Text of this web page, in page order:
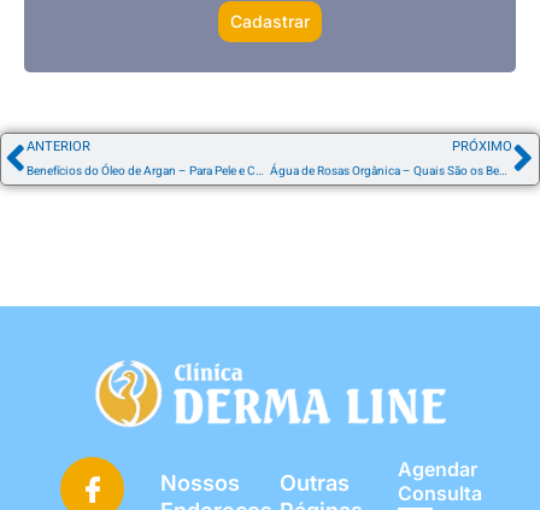
Cadastrar
ANTERIOR
Benefícios do Óleo de Argan – Para Pele e Cabelo
PRÓXIMO
Água de Rosas Orgânica – Quais São os Benefícios?
Nossos
Outras
Agendar
Consulta